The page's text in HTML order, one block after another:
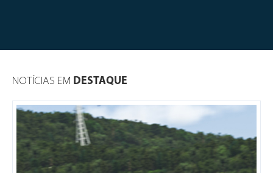
NOTÍCIAS EM DESTAQUE